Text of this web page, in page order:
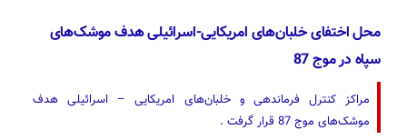
محل اختفای خلبان‌های امریکایی-اسرائیلی هدف موشک‌های
سپاه در موج 87
مراکز کنترل فرماندهی و خلبان‌های امریکایی – اسرائیلی هدف
موشک‌های موج 87 قرار گرفت .